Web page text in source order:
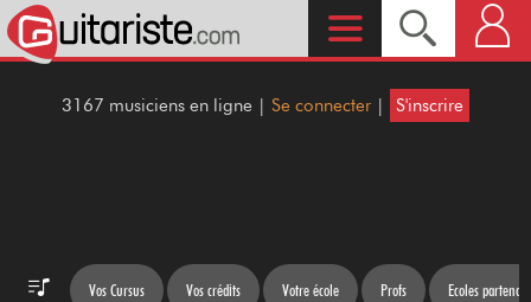
3167 musiciens en ligne | Se connecter | S'inscrire
Vos Cursus Vos crédits Votre école Profs Ecoles